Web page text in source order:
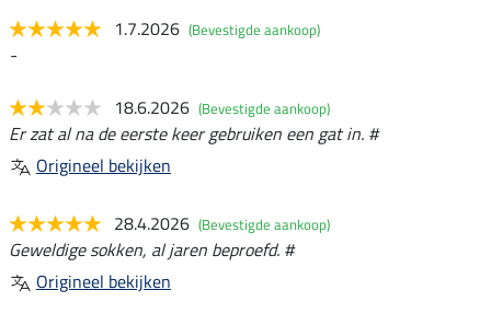
1.7.2026 (Bevestigde aankoop)
-
18.6.2026 (Bevestigde aankoop)
Er zat al na de eerste keer gebruiken een gat in. #
Origineel bekijken
28.4.2026 (Bevestigde aankoop)
Geweldige sokken, al jaren beproefd. #
Origineel bekijken